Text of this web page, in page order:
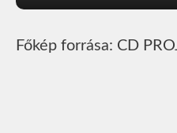
Főkép forrása: CD